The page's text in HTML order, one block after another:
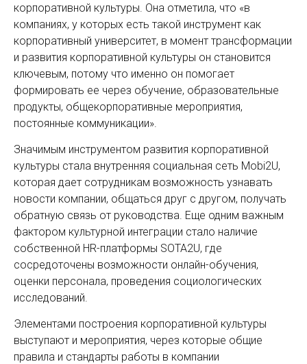
корпоративной культуры. Она отметила, что «в
компаниях, у которых есть такой инструмент как
корпоративный университет, в момент трансформации
и развития корпоративной культуры он становится
ключевым, потому что именно он помогает
формировать ее через обучение, образовательные
продукты, общекорпоративные мероприятия,
постоянные коммуникации».
Значимым инструментом развития корпоративной
культуры стала внутренняя социальная сеть Mobi2U,
которая дает сотрудникам возможность узнавать
новости компании, общаться друг с другом, получать
обратную связь от руководства. Еще одним важным
фактором культурной интеграции стало наличие
собственной HR-платформы SOTA2U, где
сосредоточены возможности онлайн-обучения,
оценки персонала, проведения социологических
исследований.
Элементами построения корпоративной культуры
выступают и мероприятия, через которые общие
правила и стандарты работы в компании